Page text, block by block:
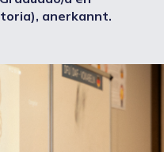
anerkannt.